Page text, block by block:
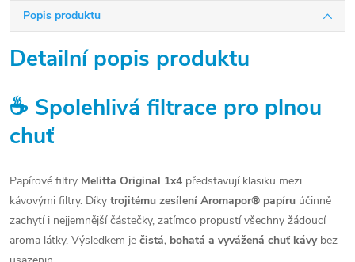
Popis produktu
Detailní popis produktu
☕ Spolehlivá filtrace pro plnou
chuť
Papírové filtry Melitta Original 1x4 představují klasiku mezi
kávovými filtry. Díky trojitému zesílení Aromapor® papíru účinně
zachytí i nejjemnější částečky, zatímco propustí všechny žádoucí
aroma látky. Výsledkem je čistá, bohatá a vyvážená chuť kávybez